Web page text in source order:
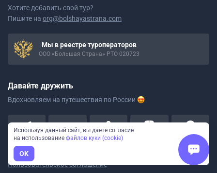
Хотите добавить свой тур?
Пишите на org@bolshayastrana.com
Мы в реестре туроператоров
ООО «Большая Страна» РТО 020723
Давайте дружить
Вдохновляем на путешествия по России
Пользовательское соглашение
Используя данный сайт, вы даете согласие
на использование файлов куки (cookie)
OK